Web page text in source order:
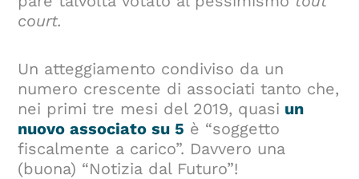
court.
Un atteggiamento condiviso da un
numero crescente di associati tanto che,
nei primi tre mesi del 2019, quasi un
nuovo associato su 5 è “soggetto
fiscalmente a carico”. Davvero una
(buona) “Notizia dal Futuro”!